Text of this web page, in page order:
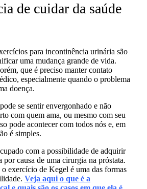
de cuidar da saúde
para incontinência urinária são
uma mudança grande de vida.
que é preciso manter contato
especialmente quando o problema
doença.
se sentir envergonhado e não
com quem ama, ou mesmo com seu
pode acontecercom todos nós e, em
é simples.
com a possibilidade de adquirir
causa de uma cirurgia na próstata.
exercício de Kegel é uma das formas
Veja aqui o que é a